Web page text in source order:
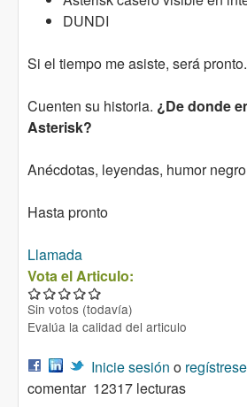
DUNDI
Si el tiempo me asiste, será pronto.
Cuenten su historia. ¿De donde
Asterisk?
Anécdotas, leyendas, humor
Hasta pronto
Llamada
Vota el Articulo:
Sin votos (todavía)
Evalúa la calidad del articulo
Inicie sesión o regístrese
comentar 12317 lecturas